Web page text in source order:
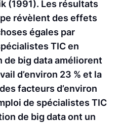
(1991). Les résultats
révèlent des effets
égales par
TIC en
de big data améliorent
d’environ 23 % et la
facteurs d’environ
de spécialistes TIC
de big data ont un